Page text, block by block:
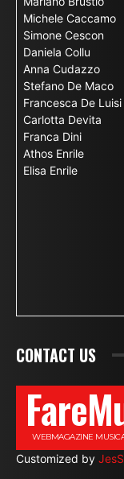
Michele Caccamo
Simone Cescon
Daniela Collu
Anna Cudazzo
Stefano De Maco
Francesca De Luisi
Carlotta Devita
Franca Dini
Athos Enrile
Elisa Enrile
CONTACT US
WEBMAGAZINE
Customized by